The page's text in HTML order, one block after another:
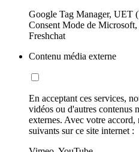
Google Tag Manager, UET
Consent Mode de
Freshchat
Contenu média externe
En acceptant ces services,
vidéos ou d'autres contenus
externes. Avec votre
suivants sur ce site internet :